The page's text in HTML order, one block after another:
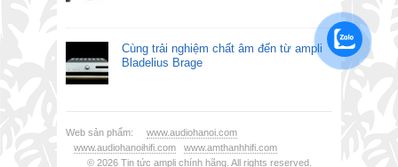
Cùng trải nghiệm chất âm đến từ ampli
Bladelius Brage
Web sản phẩm: www.audiohanoi.com
www.audiohanoihifi.com
www.amthanhhifi.com
© 2026 Tin tức ampli chính hãng. All rights reserved.